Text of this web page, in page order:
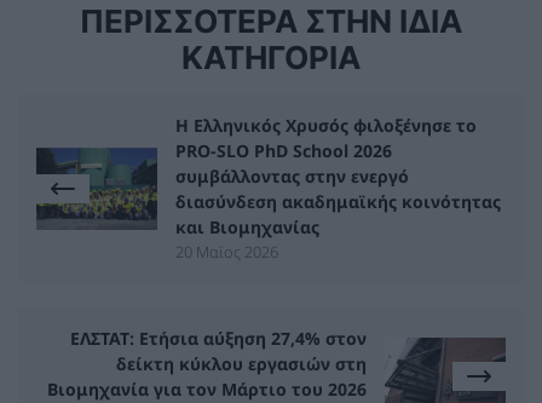
ΠΕΡΙΣΣΟΤΕΡΑ ΣΤΗΝ ΙΔΙΑ
ΚΑΤΗΓΟΡΙΑ
Η Ελληνικός Χρυσός φιλοξένησε το
PRO-SLO PhD School 2026
συμβάλλοντας στην ενεργό
διασύνδεση ακαδημαϊκής κοινότητας
και Βιομηχανίας
20 Μαϊος 2026
ΕΛΣΤΑΤ: Ετήσια αύξηση 27,4% στον
δείκτη κύκλου εργασιών στη
Βιομηχανία για τον Μάρτιο του 2026